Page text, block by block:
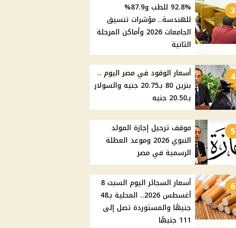
3
92.8% للطب و87.9%
للهندسة.. مؤشرات تنسيق
الجامعات 2026 وأماكن المرحلة
الثانية
4
أسعار الوقود في مصر اليوم ..
بنزين 80 بـ20.75 جنيه والسولار
بـ20.50 جنيه
5
موقف ترحيل إجازة المولد
النبوي 2026 وموعد العطلة
الرسمية في مصر
6
أسعار السجائر اليوم السبت 8
أغسطس 2026.. المحلية بـ48
جنيهًا والمستوردة تصل إلى
111 جنيهًا